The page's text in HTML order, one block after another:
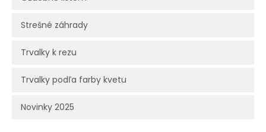
Strešné záhrady
Trvalky k rezu
Trvalky podľa farby kvetu
Novinky 2025